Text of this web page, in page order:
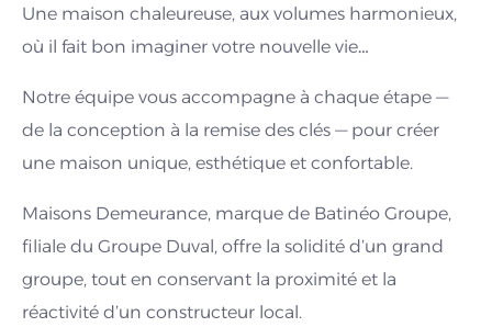
Une maison chaleureuse, aux volumes harmonieux,
où il fait bon imaginer votre nouvelle vie…
Notre équipe vous accompagne à chaque étape —
de la conception à la remise des clés — pour créer
une maison unique, esthétique et confortable.
Maisons Demeurance, marque de Batinéo Groupe,
filiale du Groupe Duval, offre la solidité d’un grand
groupe, tout en conservant la proximité et la
réactivité d’un constructeur local.